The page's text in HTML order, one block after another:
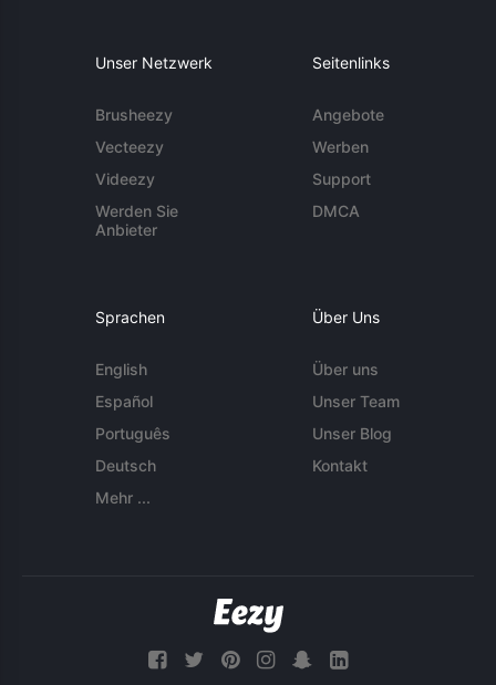
Unser Netzwerk
Brusheezy
Vecteezy
Videezy
Werden Sie
Anbieter
Seitenlinks
Angebote
Werben
Support
DMCA
Sprachen
English
Español
Português
Deutsch
Mehr ...
Über Uns
Über uns
Unser Team
Unser Blog
Kontakt